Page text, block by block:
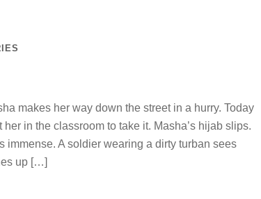
makes her way down the street in a hurry. Today
in the classroom to take it. Masha’s hijab slips.
immense. A soldier wearing a dirty turban sees
up […]